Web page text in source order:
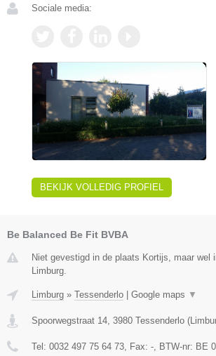
Sociale media:
BEKIJK VOLLEDIG PROFIEL
Be Balanced Be Fit BVBA
Niet gevestigd in de plaats Kortijs, maar wel
Limburg.
Limburg » Tessenderlo | Google maps ▼
Spoorwegstraat 14 3980 Tessenderlo (
Tel: 0032 497 75 64 73 , Fax: - , BTW-nr: BE